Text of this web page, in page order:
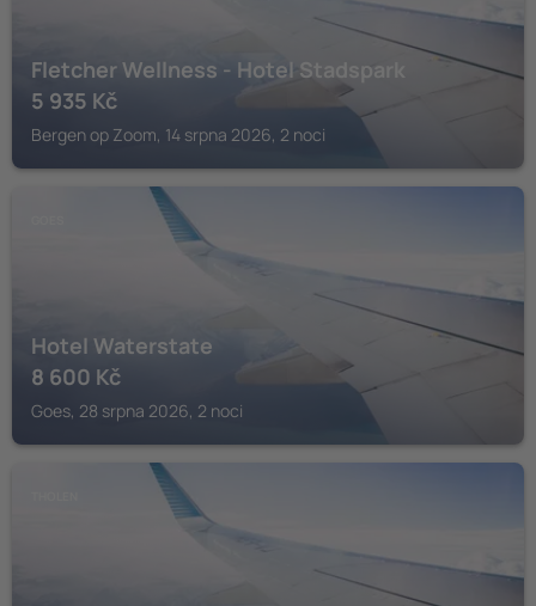
Fletcher Wellness - Hotel Stadspark
5 935 Kč
Bergen op Zoom, 14 srpna 2026, 2 noci
Hotel Waterstate
8 600 Kč
Goes, 28 srpna 2026, 2 noci